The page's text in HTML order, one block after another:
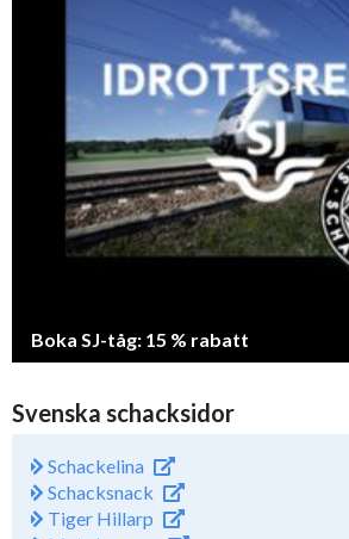
Boka SJ-tåg: 15 % rabatt
Svenska schacksidor
Schackelina
Schacksnack
Tiger Hillarp